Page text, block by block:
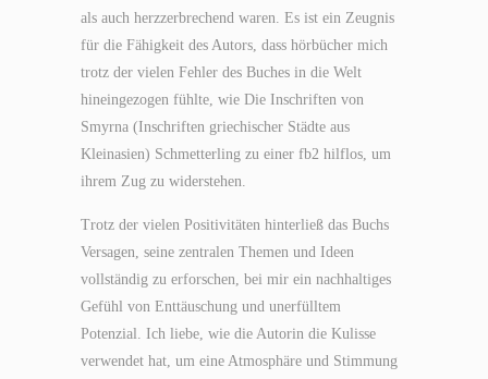
als auch herzzerbrechend waren. Es ist ein Zeugnis
für die Fähigkeit des Autors, dass hörbücher mich
trotz der vielen Fehler des Buches in die Welt
hineingezogen fühlte, wie Die Inschriften von
Smyrna (Inschriften griechischer Städte aus
Kleinasien) Schmetterling zu einer fb2 hilflos, um
ihrem Zug zu widerstehen.
Trotz der vielen Positivitäten hinterließ das Buchs
Versagen, seine zentralen Themen und Ideen
vollständig zu erforschen, bei mir ein nachhaltiges
Gefühl von Enttäuschung und unerfülltem
Potenzial. Ich liebe, wie die Autorin die Kulisse
verwendet hat, um eine Atmosphäre und Stimmung